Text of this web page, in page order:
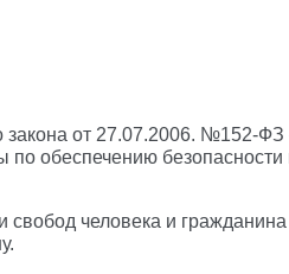
закона от 27.07.2006. №152-
обеспечению
человека и гражданина